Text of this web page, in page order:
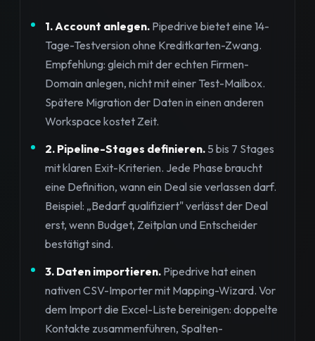
1. Account anlegen. Pipedrive bietet eine 14-
Tage-Testversion ohne Kreditkarten-Zwang.
Empfehlung: gleich mit der echten Firmen-
Domain anlegen, nicht mit einer Test-Mailbox.
Spätere Migration der Daten in einen anderen
Workspace kostet Zeit.
2. Pipeline-Stages definieren. 5 bis 7 Stages
mit klaren Exit-Kriterien. Jede Phase braucht
eine Definition, wann ein Deal sie verlassen darf.
Beispiel: „Bedarf qualifiziert" verlässt der Deal
erst, wenn Budget, Zeitplan und Entscheider
bestätigt sind.
3. Daten importieren. Pipedrive hat einen
nativen CSV-Importer mit Mapping-Wizard. Vor
dem Import die Excel-Liste bereinigen: doppelte
Kontakte zusammenführen, Spalten-